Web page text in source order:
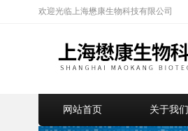
欢迎光临上海懋康生物科技有限公司
网站首页 关于我们